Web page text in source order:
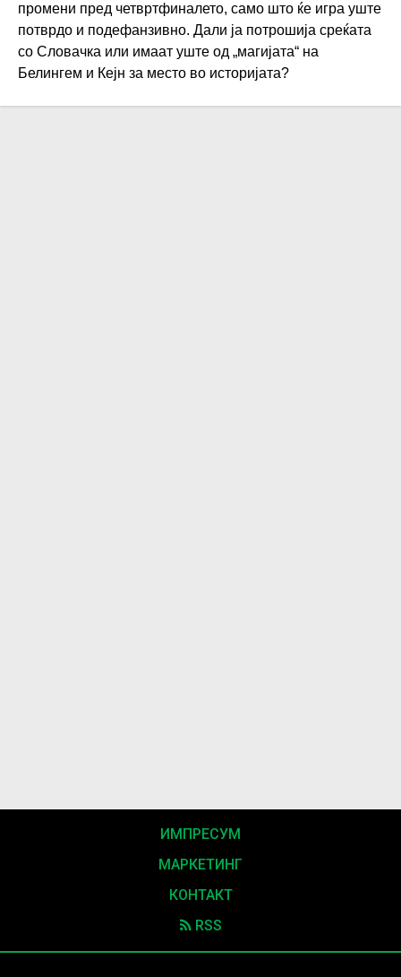
промени пред четвртфиналето, само што ќе игра уште
потврдо и подефанзивно. Дали ја потрошија среќата
со Словачка или имаат уште од „магијата“ на
Белингем и Кејн за место во историјата?
ИМПРЕСУМ
МАРКЕТИНГ
КОНТАКТ
RSS